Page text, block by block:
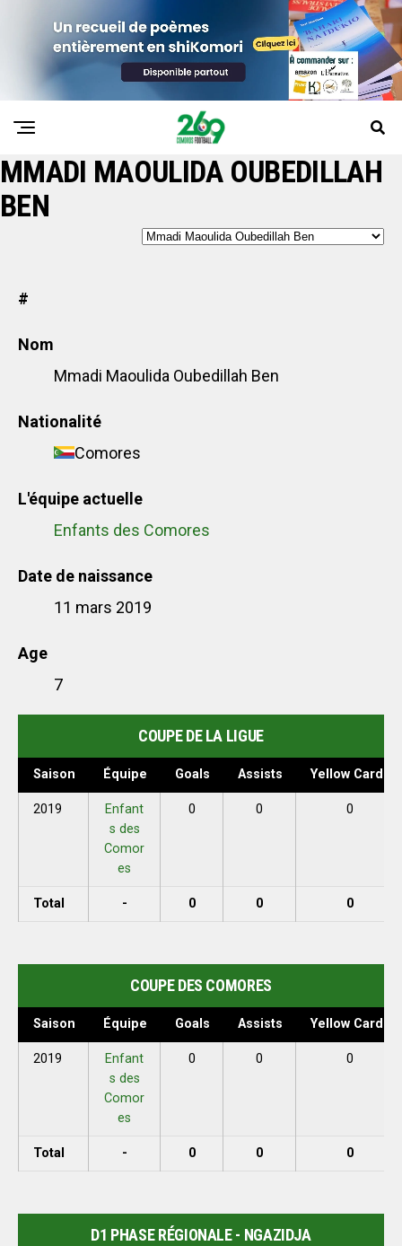
MMADI MAOULIDA OUBEDILLAH
BEN
#
Nom
Mmadi Maoulida Oubedillah Ben
Nationalité
Comores
L'équipe actuelle
Enfants des Comores
Date de naissance
11 mars 2019
Age
7
COUPE DE LA LIGUE
Saison Équipe Goals Assists Yellow Cards
2019
Enfant
s des
Comor
es
0 0 0
Total - 0 0 0
COUPE DES COMORES
Saison Équipe Goals Assists Yellow Cards
2019
Enfant
s des
Comor
es
0 0 0
Total - 0 0 0
D1 PHASE RÉGIONALE - NGAZIDJA